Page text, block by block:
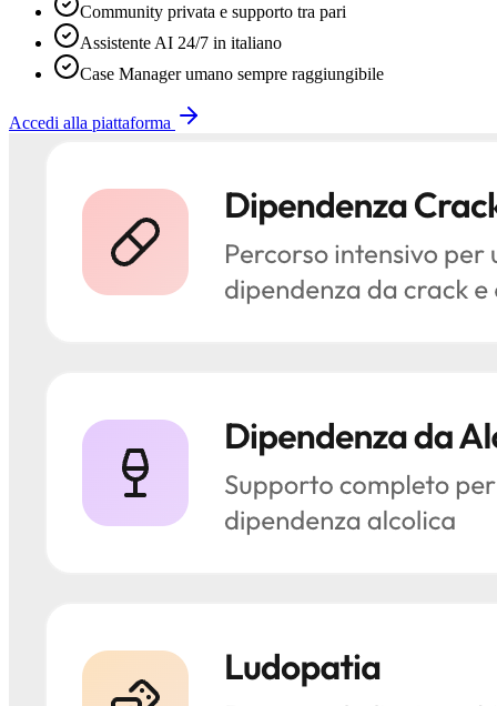
Community privata e supporto tra pari
Assistente AI 24/7 in italiano
Case Manager umano sempre raggiungibile
Accedi alla piattaforma